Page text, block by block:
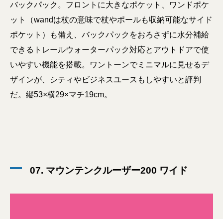
バックパック。フロントに大きなポケット、ワンドポケ
ット（wandは杖の意味で杖やポールも収納可能なサイド
ポケット）も備え、バックパックをおろさずに水分補給
できるトレールウォーターパック対応とアウトドアで使
いやすい機能を搭載。ワントーンでミニマルに見せるデ
ザインが、シティやビジネスユースもしやすいと評判
だ。縦53×横29×マチ19cm。
07. マウンテンクルーザー200 ワイド